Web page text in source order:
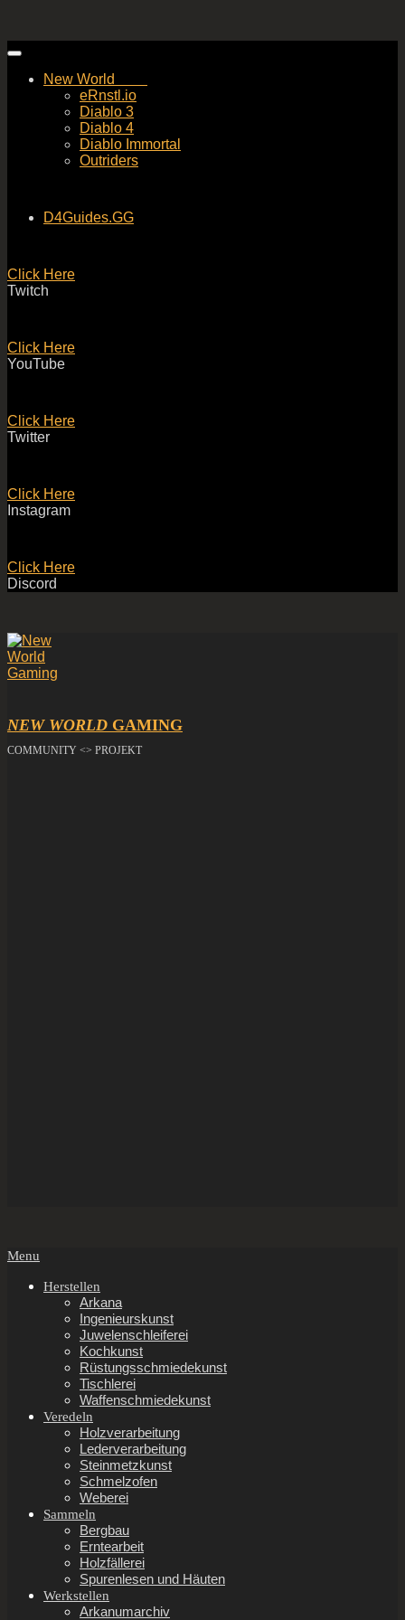
Skip
contentNew World
eRnstl.io
Diablo 3
Diablo 4
Diablo Immortal
Outriders
D4Guides.GG
Click Here
Twitch
Click Here
YouTube
Click Here
Twitter
Click Here
Instagram
Click Here
Discord
NEW WORLD GAMING
COMMUNITY <> PROJEKT
Secondary
Menu
Menu
Herstellen
Arkana
Ingenieurskunst
Juwelenschleiferei
Kochkunst
Rüstungsschmiedekunst
Tischlerei
Waffenschmiedekunst
Veredeln
Holzverarbeitung
Lederverarbeitung
Steinmetzkunst
Schmelzofen
Weberei
Sammeln
Bergbau
Erntearbeit
Holzfällerei
Spurenlesen und Häuten
Werkstellen
Arkanumarchiv